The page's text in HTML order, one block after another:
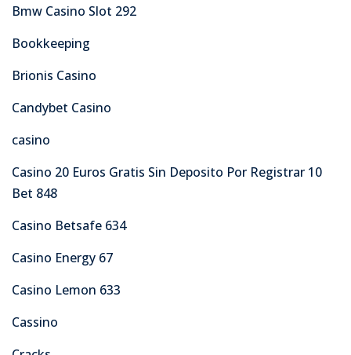
Bmw Casino Slot 292
Bookkeeping
Brionis Casino
Candybet Casino
casino
Casino 20 Euros Gratis Sin Deposito Por Registrar 10
Bet 848
Casino Betsafe 634
Casino Energy 67
Casino Lemon 633
Cassino